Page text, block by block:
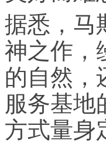
据悉，马
神之作，
的自然，
服务基地
方式量身